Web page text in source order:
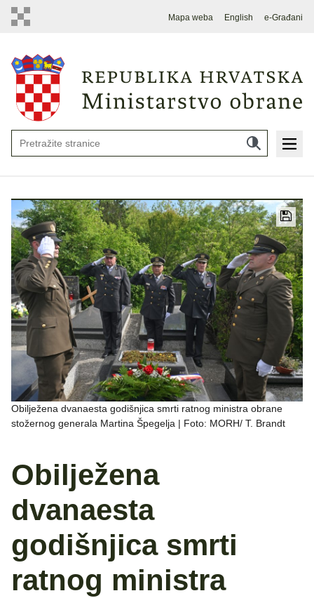
Mapa weba English e-Građani
Obilježena dvanaesta godišnjica smrti ratnog ministra obrane
stožernog generala Martina Špegelja | Foto: MORH/ T. Brandt
Obilježena
dvanaesta
godišnjica smrti
ratnog ministra